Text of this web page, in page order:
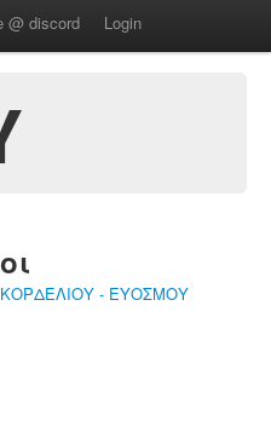
@ discord Login
- ΕΥΟΣΜΟΥ